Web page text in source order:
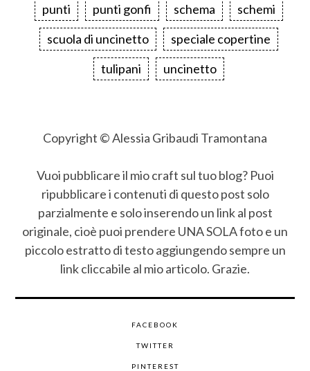
punti
punti gonfi schema
schemi
scuola di uncinetto
speciale copertine
tulipani
uncinetto
Copyright © Alessia Gribaudi Tramontana
Vuoi pubblicare il mio craft sul tuo blog? Puoi
ripubblicare i contenuti di questo post solo
parzialmente e solo inserendo un link al post
originale, cioè puoi prendere UNA SOLA foto e un
piccolo estratto di testo aggiungendo sempre un
link cliccabile al mio articolo. Grazie.
FACEBOOK
TWITTER
PINTEREST